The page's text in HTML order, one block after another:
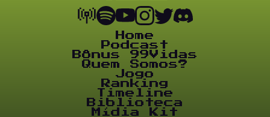
Home
Podcast
Bônus 99Vidas
Quem Somos?
Jogo
Ranking
Timeline
Biblioteca
Mídia Kit